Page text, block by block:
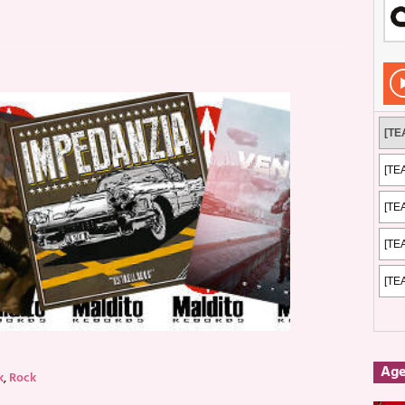
La historia de Nintendo Vol. 2 PUBLICACIONES
,Rock